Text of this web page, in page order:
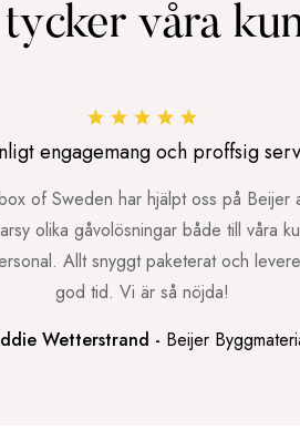
tycker våra
engagemang och proffsig
of Sweden har hjälpt oss på Beijer
olika gåvolösningar både till våra
Allt snyggt paketerat och
god tid. Vi är så nöjda!
Wetterstrand - Beijer